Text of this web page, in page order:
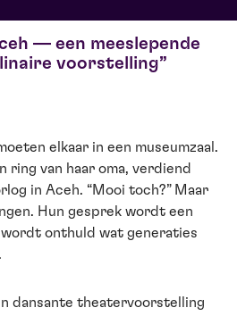
— een meeslepende
voorstelling
elkaar in een museumzaal.
ring van haar oma, verdiend
in Aceh. “Mooi toch?” Maar
Hun gesprek wordt een
wordt onthuld wat generaties
dansante theatervoorstelling